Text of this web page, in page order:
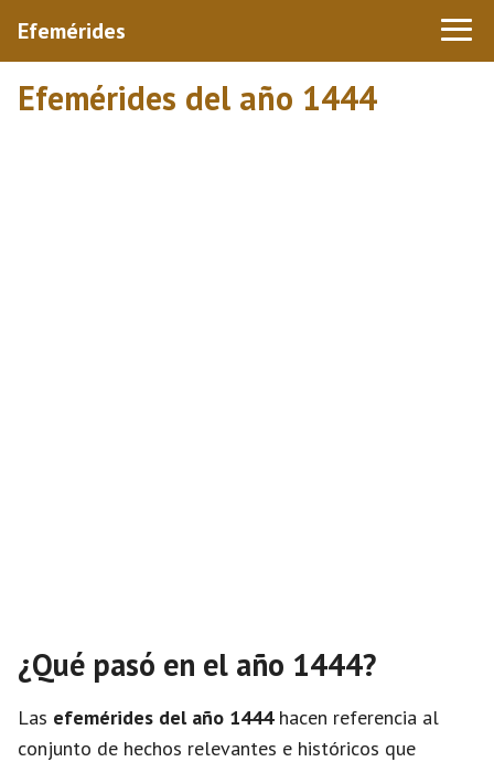
Efemérides
Efemérides del año 1444
¿Qué pasó en el año 1444?
Las efemérides del año 1444hacen referencia al
conjunto de hechos relevantes e históricos que